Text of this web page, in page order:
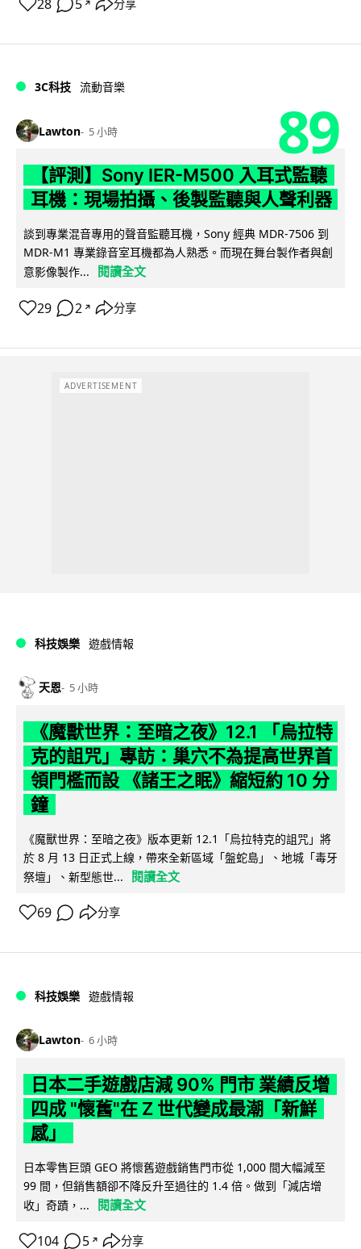
28 5 ↗ 分享
3C科技 流動音樂
Lawton 5 小時 89
【評測】Sony IER-M500 入耳式監聽
耳機：現場拍攝、後製監聽與人聲利器
談到專業混音專用的聲音監聽耳機，Sony 經典 MDR-7506 到
MDR-M1 專業錄音室耳機都為人熟悉。而現在舞台製作者與創
意影像製作...
閱讀全文
29 2 ↗ 分享
ADVERTISEMENT
科技娛樂 遊戲情報
天恩 5 小時
《魔獸世界：至暗之夜》12.1 「烏拉特
克的詛咒」專訪：巢穴不為提高世界首
領門檻而設 《諸王之眠》縮短約 10 分
鐘
《魔獸世界：至暗之夜》版本更新 12.1「烏拉特克的詛咒」將
於 8 月 13 日正式上線，帶來全新區域「盤蛇島」、地城「毒牙
祭壇」、新型態世...
閱讀全文
69 分享
科技娛樂 遊戲情報
Lawton 6 小時
日本二手遊戲店減 90% 門市 業績反增
四成 "懷舊"在 Z 世代變成最潮「新鮮
感」
日本零售巨頭 GEO 將懷舊遊戲銷售門市從 1,000 間大幅減至
99 間，但銷售額卻不降反升至過往的 1.4 倍。做到「減店增
收」奇蹟，...
閱讀全文
104 5 ↗ 分享